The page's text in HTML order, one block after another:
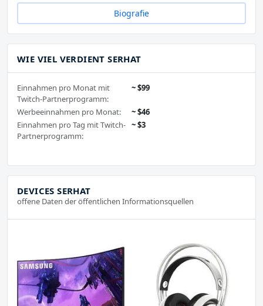
Biografie
WIE VIEL VERDIENT SERHAT
Einnahmen pro Monat mit
Twitch-Partnerprogramm:
~ $99
Werbeeinnahmen pro Monat:
~ $46
Einnahmen pro Tag mit Twitch-
Partnerprogramm:
~ $3
DEVICES SERHAT
offene Daten der öffentlichen Informationsquellen